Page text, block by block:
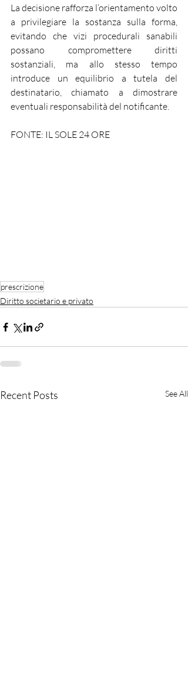
La decisione rafforza l’orientamento volto
a privilegiare la sostanza sulla forma,
evitando che vizi procedurali sanabili
possano compromettere diritti
sostanziali, ma allo stesso tempo
introduce un equilibrio a tutela del
destinatario, chiamato a dimostrare
eventuali responsabilità del notificante.
FONTE: IL SOLE 24 ORE
prescrizione
Diritto societario e privato
Recent Posts See All